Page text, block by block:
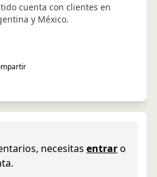
cuenta con clientes en
y México.
necesitas entraro